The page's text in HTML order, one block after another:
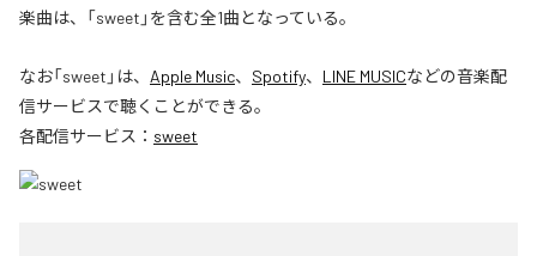
楽曲は、「sweet」を含む全1曲となっている。
なお「sweet 」は、 Apple Music、 Spotify、 LINE MUSICなどの音楽配
信サービスで聴くことができる。
各配信サービス： sweet